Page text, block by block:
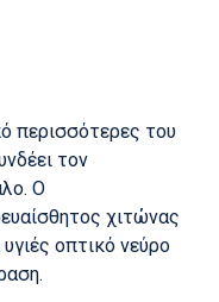
περισσότερες του
τον
Ο
χιτώνας
οπτικό νεύρο